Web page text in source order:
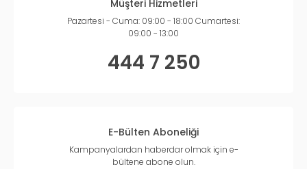
Müşteri Hizmetleri
Pazartesi - Cuma: 09:00 - 18:00 Cumartesi:
09:00 - 13:00
444 7 250
E-Bülten Aboneliği
Kampanyalardan haberdar olmak için e-
bültene abone olun.